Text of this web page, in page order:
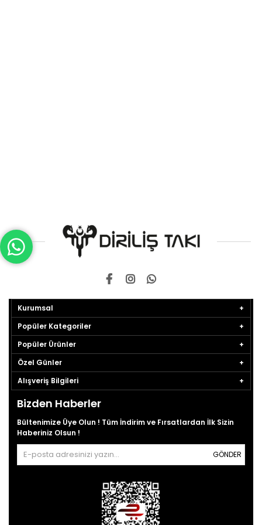
Kurumsal
Popüler Kategoriler
Popüler Ürünler
Özel Günler
Alışveriş Bilgileri
Bizden Haberler
Bültenimize Üye Olun ! Tüm İndirim ve Fırsatlardan İlk Sizin
Haberiniz Olsun !
GÖNDER